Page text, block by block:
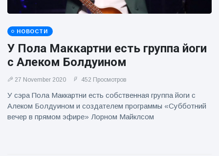
НОВОСТИ
У Пола Маккартни есть группа йоги
с Алеком Болдуином
27 November 2020 452 Просмотров
У сэра Пола Маккартни есть собственная группа йоги с
Алеком Болдуином и создателем программы «Субботний
вечер в прямом эфире» Лорном Майклсом